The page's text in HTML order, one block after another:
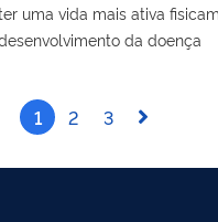
uma vida mais ativa
da doença
1 2 3